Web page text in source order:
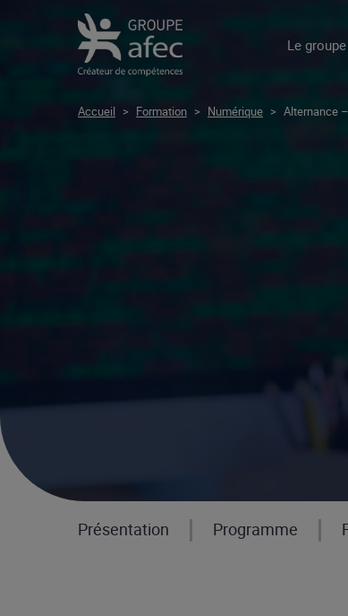
Le
Accueil > Formation > Numérique > Alternance
Présentation Programme